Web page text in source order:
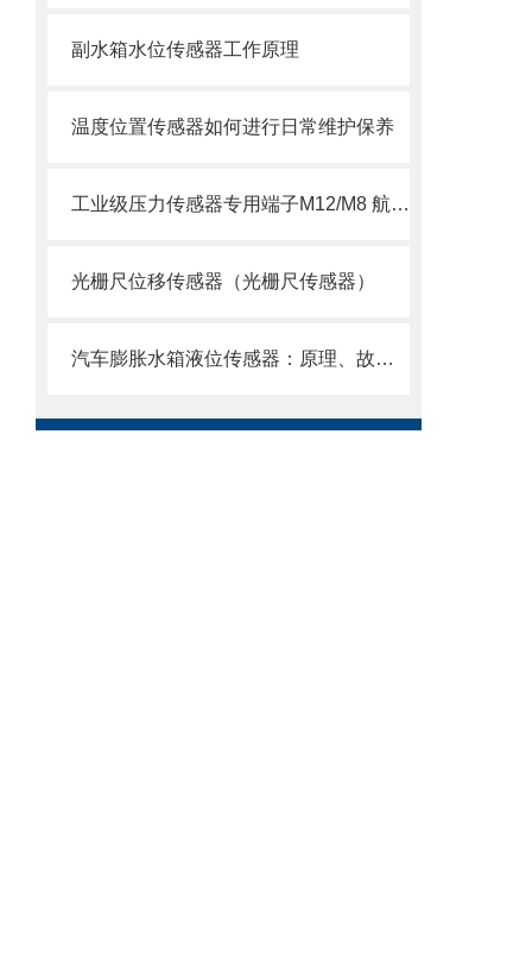
副水箱水位传感器工作原理
温度位置传感器如何进行日常维护保养
工业级压力传感器专用端子M12/M8 航空插头插座端子：精准连接，可靠传输
光栅尺位移传感器（光栅尺传感器）
汽车膨胀水箱液位传感器：原理、故障与维护全解析